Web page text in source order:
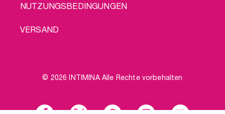
NUTZUNGSBEDINGUNGEN
VERSAND
© 2026 INTIMINA Alle Rechte vorbehalten